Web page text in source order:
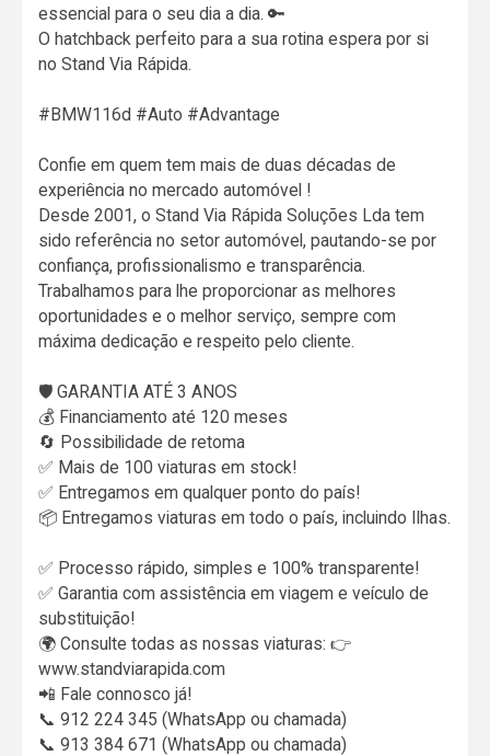
essencial para o seu dia a dia. 🔑
O hatchback perfeito para a sua rotina espera por si
no Stand Via Rápida.
#BMW116d #Auto #Advantage
Confie em quem tem mais de duas décadas de
experiência no mercado automóvel !
Desde 2001, o Stand Via Rápida Soluções Lda tem
sido referência no setor automóvel, pautando-se por
confiança, profissionalismo e transparência.
Trabalhamos para lhe proporcionar as melhores
oportunidades e o melhor serviço, sempre com
máxima dedicação e respeito pelo cliente.
🛡️ GARANTIA ATÉ 3 ANOS
💰 Financiamento até 120 meses
🔄 Possibilidade de retoma
✅ Mais de 100 viaturas em stock!
✅ Entregamos em qualquer ponto do país!
📦 Entregamos viaturas em todo o país, incluindo Ilhas.
✅ Processo rápido, simples e 100% transparente!
✅ Garantia com assistência em viagem e veículo de
substituição!
🌍 Consulte todas as nossas viaturas: 👉
www.standviarapida.com
📲 Fale connosco já!
📞 912 224 345 (WhatsApp ou chamada)
📞 913 384 671 (WhatsApp ou chamada)